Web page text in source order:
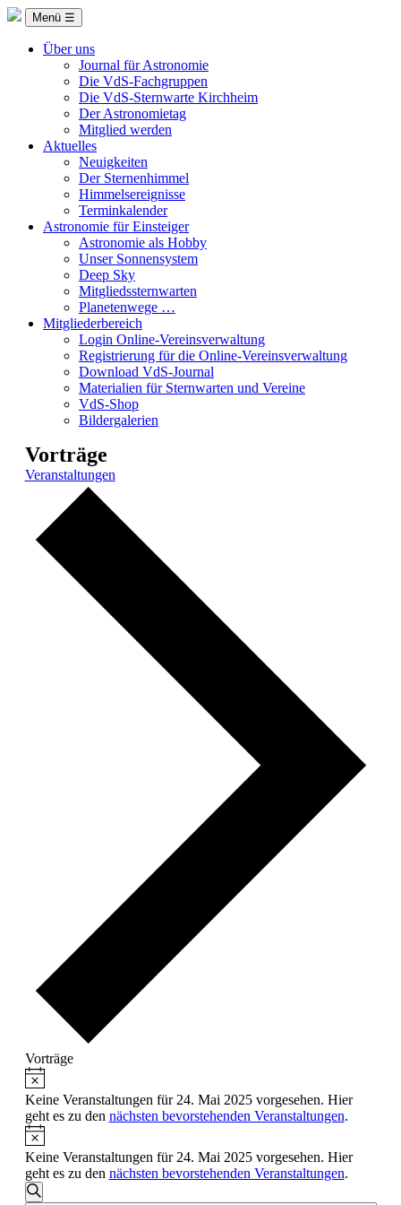
Menü ☰
Über uns
Journal für Astronomie
Die VdS-Fachgruppen
Die VdS-Sternwarte Kirchheim
Der Astronomietag
Mitglied werden
Aktuelles
Neuigkeiten
Der Sternenhimmel
Himmelsereignisse
Terminkalender
Astronomie für Einsteiger
Astronomie als Hobby
Unser Sonnensystem
Deep Sky
Mitgliedssternwarten
Planetenwege …
Mitgliederbereich
Login Online-Vereinsverwaltung
Registrierung für die Online-Vereinsverwaltung
Download VdS-Journal
Materialien für Sternwarten und Vereine
VdS-Shop
Bildergalerien
Vorträge
Veranstaltungen
Vorträge
Veranstaltungen
für
24.
Mai
2025
Hinweis
Keine Veranstaltungen für 24. Mai 2025 vorgesehen. Hier
geht es zu den nächsten bevorstehenden Veranstaltungen.
Hinweis
Keine Veranstaltungen für 24. Mai 2025 vorgesehen. Hier
geht es zu den nächsten bevorstehenden Veranstaltungen.
Veranstaltungen